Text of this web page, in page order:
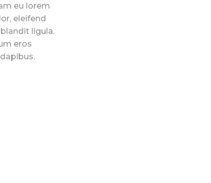
eu lorem
eleifend
ligula.
eros